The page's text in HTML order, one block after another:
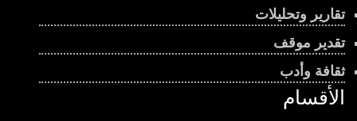
تقارير وتحليلات
تقدير موقف
ثقافة وأدب
الأقسام